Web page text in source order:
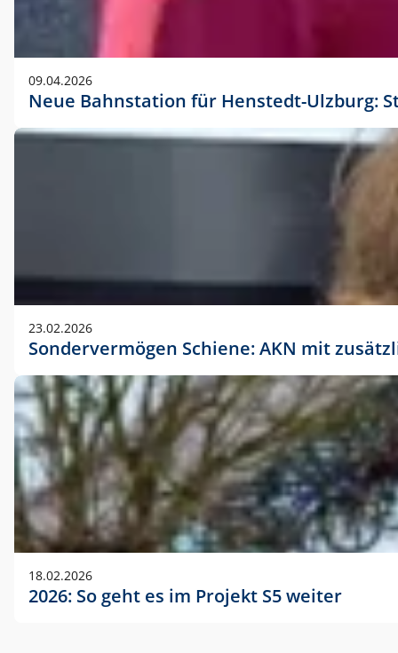
09.04.2026
Neue Bahnstation für Henstedt-Ulzburg:
23.02.2026
Sondervermögen Schiene: AKN mit
18.02.2026
2026: So geht es im Projekt S5 weiter